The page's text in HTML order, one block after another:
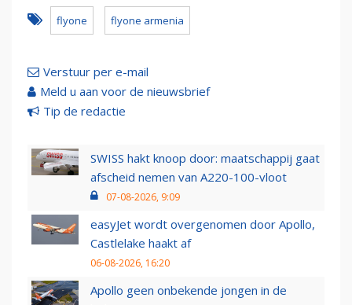
flyone flyone armenia
Verstuur per e-mail
Meld u aan voor de nieuwsbrief
Tip de redactie
SWISS hakt knoop door: maatschappij gaat
afscheid nemen van A220-100-vloot
07-08-2026, 9:09
easyJet wordt overgenomen door Apollo,
Castlelake haakt af
06-08-2026, 16:20
Apollo geen onbekende jongen in de